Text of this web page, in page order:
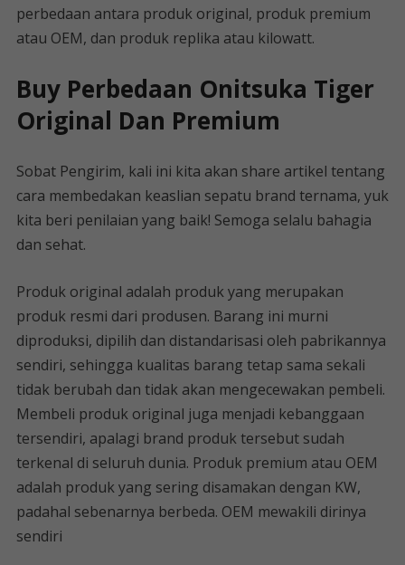
perbedaan antara produk original, produk premium
atau OEM, dan produk replika atau kilowatt.
Buy Perbedaan Onitsuka Tiger
Original Dan Premium
Sobat Pengirim, kali ini kita akan share artikel tentang
cara membedakan keaslian sepatu brand ternama, yuk
kita beri penilaian yang baik! Semoga selalu bahagia
dan sehat.
Produk original adalah produk yang merupakan
produk resmi dari produsen. Barang ini murni
diproduksi, dipilih dan distandarisasi oleh pabrikannya
sendiri, sehingga kualitas barang tetap sama sekali
tidak berubah dan tidak akan mengecewakan pembeli.
Membeli produk original juga menjadi kebanggaan
tersendiri, apalagi brand produk tersebut sudah
terkenal di seluruh dunia. Produk premium atau OEM
adalah produk yang sering disamakan dengan KW,
padahal sebenarnya berbeda. OEM mewakili dirinya
sendiri